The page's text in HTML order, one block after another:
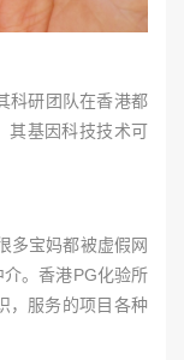
科研团队在香港都
其基因科技技术可
多宝妈都被虚假网
。香港PG化验所
，服务的项目各种